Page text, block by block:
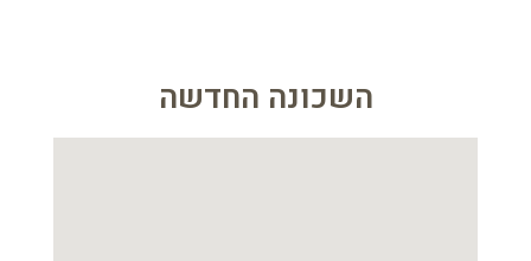
השכונה החדשה